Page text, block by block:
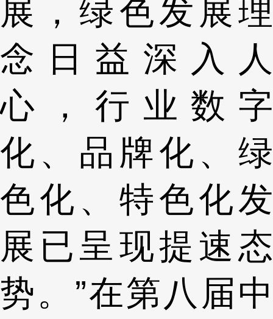
展，绿色发展理
念日益深入人
心，行业数字
化、品牌化、绿
色化、特色化发
展已呈现提速态
势。”在第八届中